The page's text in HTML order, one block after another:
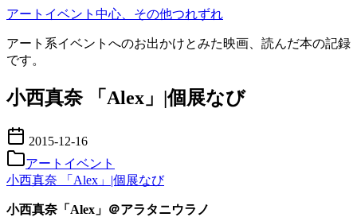
コ
テ
ン
へ
動
アートイベント中心、その他つれずれ
アート系イベントへのお出かけとみた映画、読んだ本の記録
です。
小西真奈 「Alex」|個展なび
2015-12-16
アートイベント
小西真奈 「Alex」|個展なび
小西真奈「Alex」＠アラタニウラノ